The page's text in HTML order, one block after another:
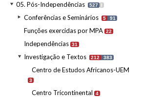
05. Pós-Independências 527 I
Conferências e Seminários 5 91
Funções exercidas por MPA 22
Independências 31
Investigação e Textos 212 383
Centro de Estudos Africanos-UEM
3
Centro Tricontinental 4